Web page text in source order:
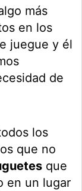
más
en los
juegue y él
de
los
que no
que
en un lugar